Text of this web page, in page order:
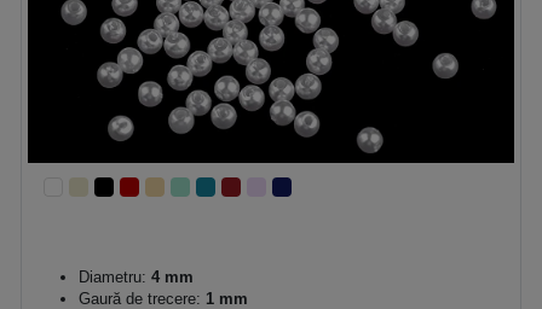
Diametru: 4 mm
Gaură de trecere: 1 mm